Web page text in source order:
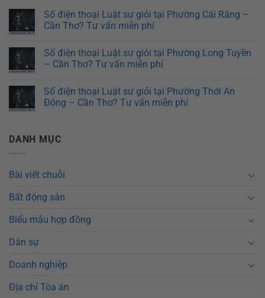
Số điện thoại Luật sư giỏi tại Phường Cái Răng –
Cần Thơ? Tư vấn miễn phí
Số điện thoại Luật sư giỏi tại Phường Long Tuyền
– Cần Thơ? Tư vấn miễn phí
Số điện thoại Luật sư giỏi tại Phường Thới An
Đông – Cần Thơ? Tư vấn miễn phí
DANH MỤC
Bài viết chuỗi
Bất động sản
Biểu mẫu hợp đồng
Dân sự
Doanh nghiệp
Địa chỉ Tòa án